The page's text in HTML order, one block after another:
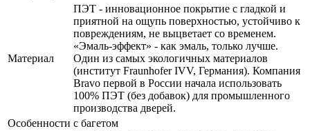
Материал
ПЭТ - инновационное покрытие c гладкой и
приятной на ощупь поверхностью, устойчиво к
повреждениям, не выцветает со временем.
«Эмаль-эффект» - как эмаль, только лучше.
Один из самых экологичных материалов
(институт Fraunhofer IVV, Германия). Компания
Bravo первой в России начала использовать
100% ПЭТ (без добавок) для промышленного
производства дверей.
Особенности с багетом